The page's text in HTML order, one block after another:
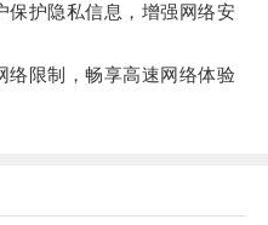
护隐私信息，增强网络安
限制，畅享高速网络体验